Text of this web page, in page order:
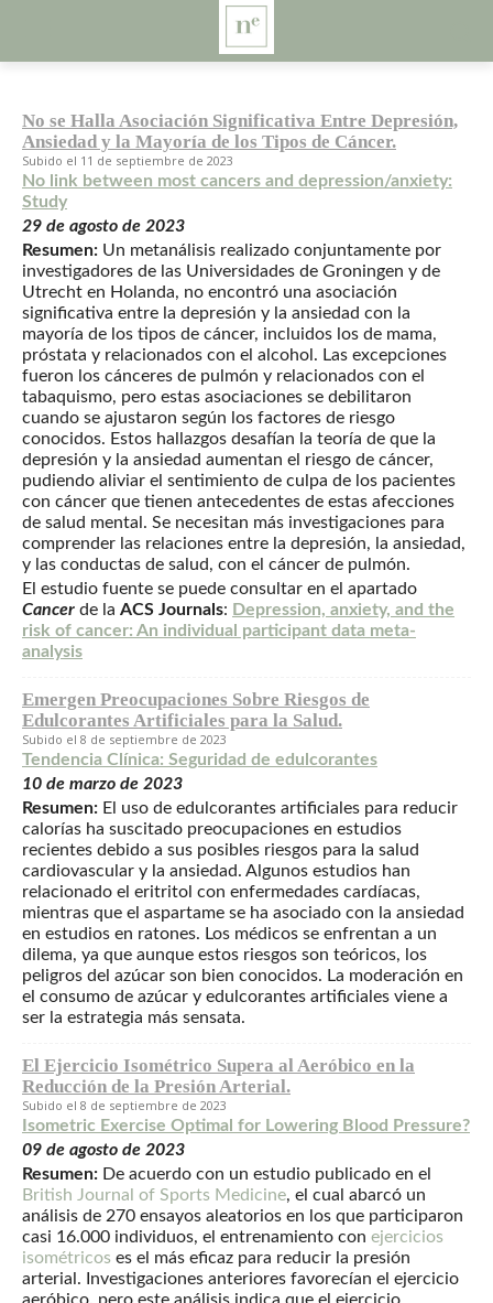
No se Halla Asociación Significativa Entre Depresión,
Ansiedad y la Mayoría de los Tipos de Cáncer.
11 de septiembre de 2023
No link between most cancers and depression/anxiety:
Study
29 de agosto de 2023
Resumen: Un metanálisis realizado conjuntamente por
investigadores de las Universidades de Groningen y de
Utrecht en Holanda, no encontró una asociación
significativa entre la depresión y la ansiedad con la
mayoría de los tipos de cáncer, incluidos los de mama,
próstata y relacionados con el alcohol. Las excepciones
fueron los cánceres de pulmón y relacionados con el
tabaquismo, pero estas asociaciones se debilitaron
cuando se ajustaron según los factores de riesgo
conocidos. Estos hallazgos desafían la teoría de que la
depresión y la ansiedad aumentan el riesgo de cáncer,
pudiendo aliviar el sentimiento de culpa de los pacientes
con cáncer que tienen antecedentes de estas afecciones
de salud mental. Se necesitan más investigaciones para
comprender las relaciones entre la depresión, la ansiedad,
y las conductas de salud, con el cáncer de pulmón.
El estudio fuente se puede consultar en el apartado
Cancer de la ACS Journals: Depression, anxiety, and the
risk of cancer: An individual participant data meta-
analysis
Emergen Preocupaciones Sobre Riesgos de
Edulcorantes Artificiales para la Salud.
8 de septiembre de 2023
Tendencia Clínica: Seguridad de edulcorantes
10 de marzo de 2023
Resumen: El uso de edulcorantes artificiales para reducir
calorías ha suscitado preocupaciones en estudios
recientes debido a sus posibles riesgos para la salud
cardiovascular y la ansiedad. Algunos estudios han
relacionado el eritritol con enfermedades cardíacas,
mientras que el aspartame se ha asociado con la ansiedad
en estudios en ratones. Los médicos se enfrentan a un
dilema, ya que aunque estos riesgos son teóricos, los
peligros del azúcar son bien conocidos. La moderación en
el consumo de azúcar y edulcorantes artificiales viene a
ser la estrategia más sensata.
El Ejercicio Isométrico Supera al Aeróbico en la
Reducción de la Presión Arterial.
8 de septiembre de 2023
Isometric Exercise Optimal for Lowering Blood Pressure?
09 de agosto de 2023
Resumen: De acuerdo con un estudio publicado en el
British Journal of Sports Medicine, el cual abarcó un
análisis de 270 ensayos aleatorios en los que participaron
casi 16.000 individuos, el entrenamiento con ejercicios
isométricos es el más eficaz para reducir la presión
arterial. Investigaciones anteriores favorecían el ejercicio